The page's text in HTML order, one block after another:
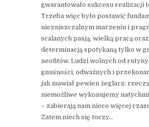
gwarantowało sukcesu realizacji
Trzeba więc było postawić
niezniszczalnym marzeniu i
scalanych pasją, wielką pracą oraz
determinacją spotykaną tylko w
neofitów. Ludzi wolnych od rutyny
gnuśności, odważnych i
jak mawiał pewien żeglarz:
niemożliwe wykonujemy
– zabierają nam nieco więcej
Zatem niech się toczy…